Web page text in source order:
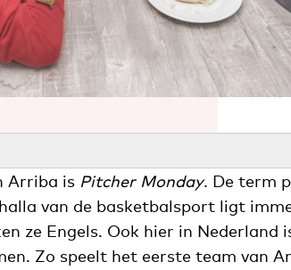
Arriba is Pitcher Monday. De term
van de basketbalsport ligt
ze Engels. Ook hier in Nederland
Zo speelt het eerste team van